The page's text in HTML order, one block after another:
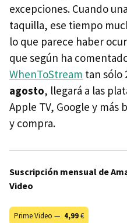
excepciones. Cuando
taquilla, ese tiempo
lo que parece haber
que según ha
WhenToStream tan sólo
agosto, llegará a las
Apple TV, Google y más
y compra.
Suscripción mensual de
Video
Prime Video — 4,99€